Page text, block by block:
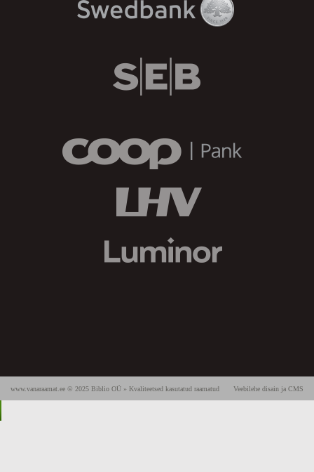
Veebilehe disain ja CMS
www.vanaraamat.ee © 2025 Biblio OÜ » Kvaliteetsed kasutatud raamatud